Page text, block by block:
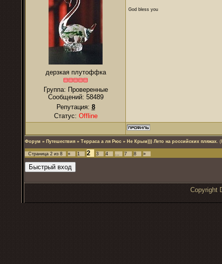
дерзкая плутоффка
Группа: Проверенные
Сообщений: 58489
Репутация: 8
Статус: Offline
God bless you
Форум » Путешествия » Терраса а ля Рюс » Не Крым))) Лето на российских пляжах.
Страница 2 из 8 « 1 2 3 4 … 7 8 »
Copyright